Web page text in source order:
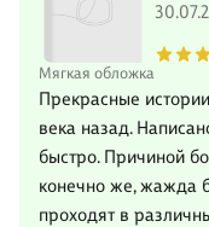
Мягкая обложка
Прекрасные
века назад.
быстро. Причиной
конечно же, жажда
проходят в